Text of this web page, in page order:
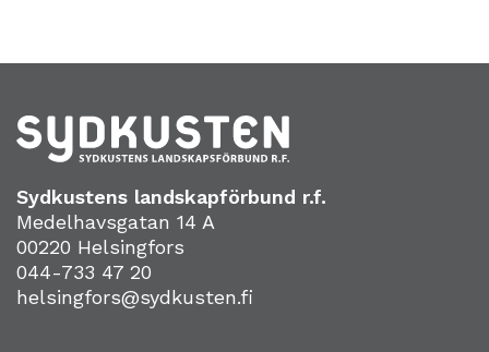
Sydkustens landskapförbund r.f.
Medelhavsgatan 14 A
00220 Helsingfors
044-733 47 20
helsingfors@sydkusten.fi